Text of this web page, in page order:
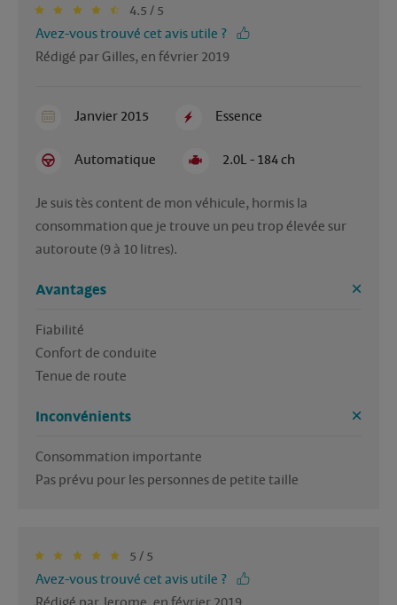
4.5 / 5
Avez-vous trouvé cet avis utile ?
Rédigé par Gilles, en février 2019
Janvier 2015 Essence
Automatique 2.0L - 184 ch
Je suis tès content de mon véhicule, hormis la
consommation que je trouve un peu trop élevée sur
autoroute (9 à 10 litres).
Avantages
Fiabilité
Confort de conduite
Tenue de route
Inconvénients
Consommation importante
Pas prévu pour les personnes de petite taille
5 / 5
Avez-vous trouvé cet avis utile ?